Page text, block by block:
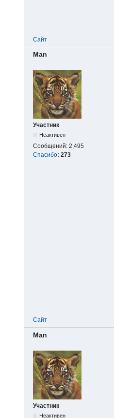
Сайт
Man
Участник
Неактивен
Сообщений: 2,495
Спасибо: 273
Сайт
Man
Участник
Неактивен